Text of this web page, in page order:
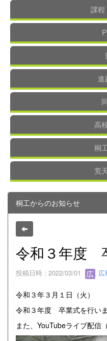
課程
進
高
桐
荒
桐工からのお知らせ
令和３年度
投稿日時 : 2022/03/01 広
令和３年３月１日（火）
令和３年度 卒業式を行いま
また、YouTubeライブ配信